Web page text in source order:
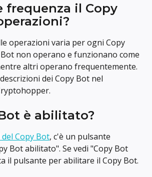
frequenza il Copy
operazioni varia per ogni Copy
non operano e funzionano come
altri operano frequentemente.
dei Copy Bot nel
è abilitato?
Copy Bot, c'è un pulsante
Bot abilitato". Se vedi "Copy Bot
il pulsante per abilitare il Copy Bot.